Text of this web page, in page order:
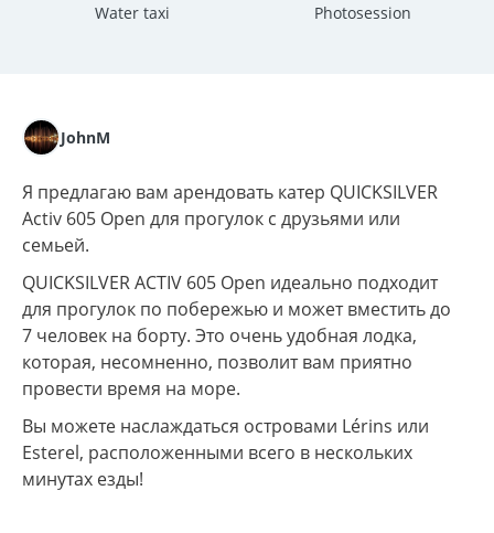
Water taxi Photosession
JohnM
Я предлагаю вам арендовать катер QUICKSILVER
Activ 605 Open для прогулок с друзьями или
семьей.
QUICKSILVER ACTIV 605 Open идеально подходит
для прогулок по побережью и может вместить до
7 человек на борту. Это очень удобная лодка,
которая, несомненно, позволит вам приятно
провести время на море.
Вы можете наслаждаться островами Lérins или
Esterel, расположенными всего в нескольких
минутах езды!